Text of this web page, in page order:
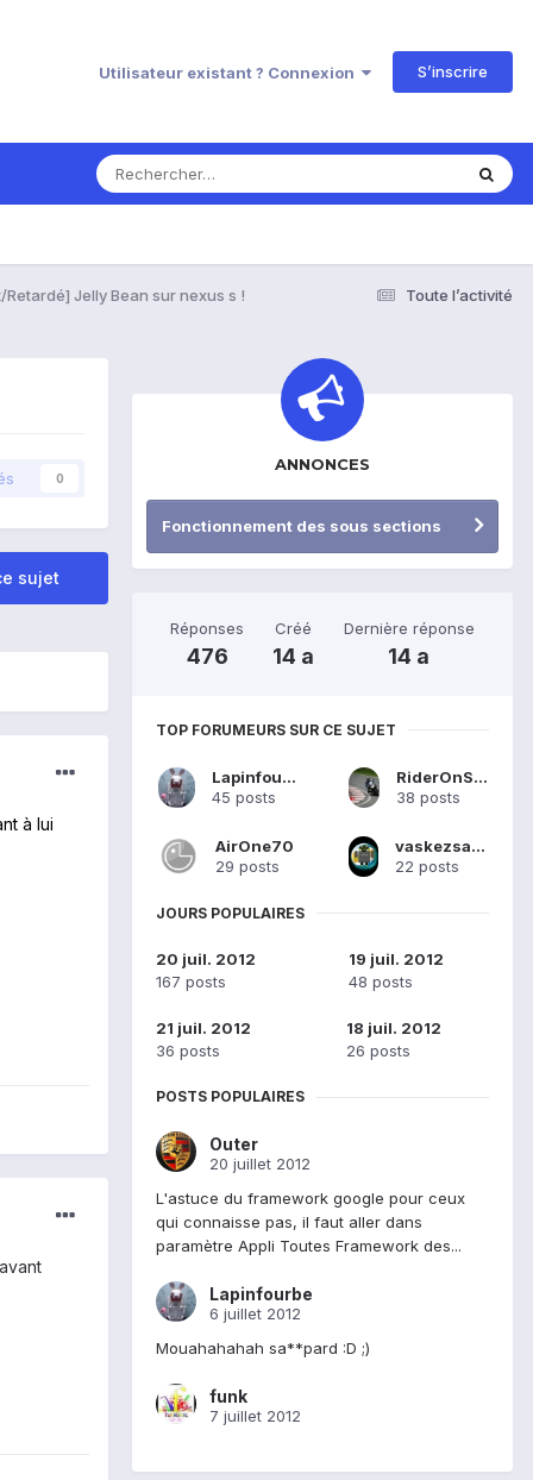
Utilisateur existant ? Connexion S’inscrire
Toute l’activité
Retardé] Jelly Bean sur nexus s !
0
sujet
à lui
ANNONCES
Fonctionnement des sous sections
Réponses
476
Créé
14 a
Dernière réponse
14 a
TOP FORUMEURS SUR CE SUJET
Lapinfourbe
45 posts
RiderOnSuzuki
38 posts
AirOne70
29 posts
vaskezsanchez
22 posts
JOURS POPULAIRES
20 juil. 2012
167 posts
19 juil. 2012
48 posts
21 juil. 2012
36 posts
18 juil. 2012
26 posts
POSTS POPULAIRES
Outer
20 juillet 2012
L'astuce du framework google pour ceux
qui connaisse pas, il faut aller dans
paramètre Appli Toutes Framework des...
Lapinfourbe
6 juillet 2012
Mouahahahah sa**pard :D ;)
funk
7 juillet 2012